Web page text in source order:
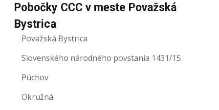
Pobočky CCC v meste Považská
Bystrica
Považská Bystrica
Slovenského národného povstania 1431/15
Púchov
Okružná